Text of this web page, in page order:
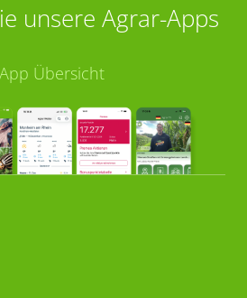
unsere Agrar-Apps
App Übersicht